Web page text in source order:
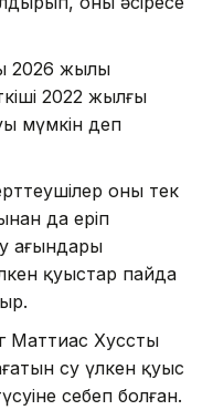
2026 жылы
2022 жылғы
мүмкін деп
оның тек
да еріп
ағындары
қуыстар пайда
Маттиас Хусстың
су үлкен қуыс
себеп болған.